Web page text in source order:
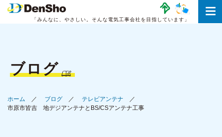
「みんなに、やさしい。 そんな電気工事会社を目指しています」
ブログ
ホーム ブログ
テレビアンテナ
市原市皆吉 地デジアンテナとBS/CSアンテナ工事